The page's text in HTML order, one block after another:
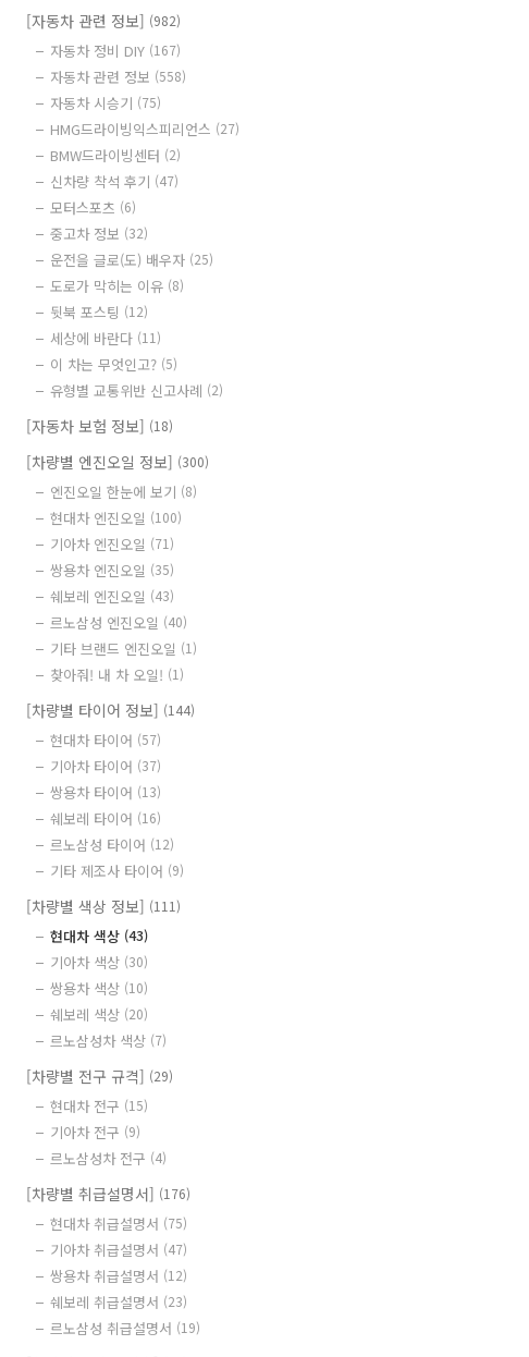
[자동차 관련 정보] (982)
자동차 정비 DIY (167)
자동차 관련 정보 (558)
자동차 시승기 (75)
HMG드라이빙익스피리언스 (27)
BMW드라이빙센터 (2)
신차량 착석 후기 (47)
모터스포츠 (6)
중고차 정보 (32)
운전을 글로(도) 배우자 (25)
도로가 막히는 이유 (8)
뒷북 포스팅 (12)
세상에 바란다 (11)
이 차는 무엇인고? (5)
유형별 교통위반 신고사례 (2)
[자동차 보험 정보] (18)
[차량별 엔진오일 정보] (300)
엔진오일 한눈에 보기 (8)
현대차 엔진오일 (100)
기아차 엔진오일 (71)
쌍용차 엔진오일 (35)
쉐보레 엔진오일 (43)
르노삼성 엔진오일 (40)
기타 브랜드 엔진오일 (1)
찾아줘! 내 차 오일! (1)
[차량별 타이어 정보] (144)
현대차 타이어 (57)
기아차 타이어 (37)
쌍용차 타이어 (13)
쉐보레 타이어 (16)
르노삼성 타이어 (12)
기타 제조사 타이어 (9)
[차량별 색상 정보] (111)
현대차 색상 (43)
기아차 색상 (30)
쌍용차 색상 (10)
쉐보레 색상 (20)
르노삼성차 색상 (7)
[차량별 전구 규격] (29)
현대차 전구 (15)
기아차 전구 (9)
르노삼성차 전구 (4)
[차량별 취급설명서] (176)
현대차 취급설명서 (75)
기아차 취급설명서 (47)
쌍용차 취급설명서 (12)
쉐보레 취급설명서 (23)
르노삼성 취급설명서 (19)